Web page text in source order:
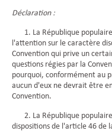
Déclaration :
1. La République populaire
l'attention sur le caractère
Convention qui prive un
questions régies par la
pourquoi, conformément au
aucun d'eux ne devrait être
Convention.
2. La République populaire
dispositions de l'article 46 de